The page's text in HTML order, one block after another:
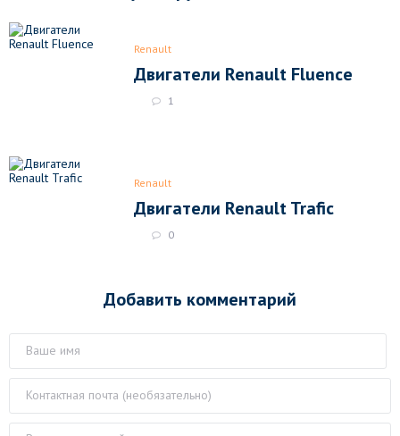
Renault
Двигатели Renault Fluence
1
Renault
Двигатели Renault Trafic
0
Добавить комментарий